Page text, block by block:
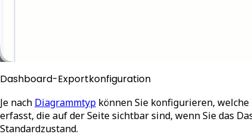
Dashboard-Exportkonfiguration
Je nach Diagrammtyp können Sie konfigurieren,
erfasst, die auf der Seite sichtbar sind, wenn Sie das
Standardzustand.